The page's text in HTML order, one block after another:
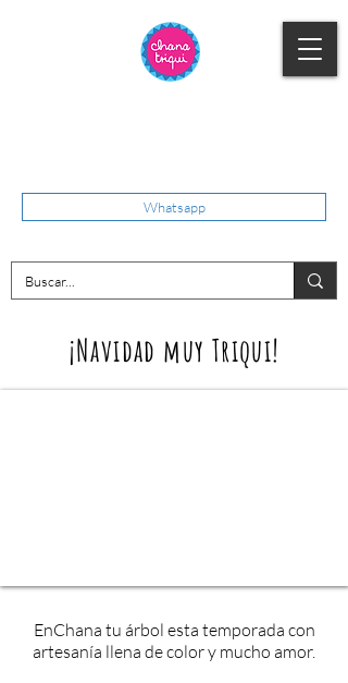
Whatsapp
¡Navidad muy Triqui!
EnChana tu árbol esta temporada con
artesanía llena de color y mucho amor.